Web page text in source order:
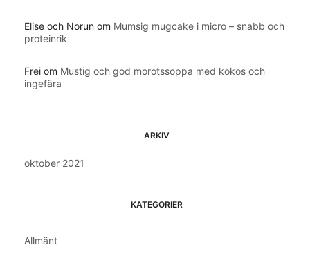
Elise och Norun om Mumsig mugcake i micro – snabb och
proteinrik
Frei om Mustig och god morotssoppa med kokos och
ingefära
ARKIV
oktober 2021
KATEGORIER
Allmänt